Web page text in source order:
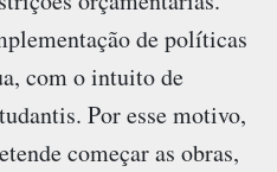
de políticas
com o intuito de
Por esse motivo,
começar as obras,